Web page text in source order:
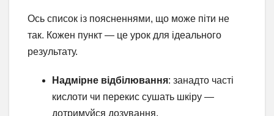
Ось список із поясненнями, що може піти не
так. Кожен пункт — це урок для ідеального
результату.
Надмірне відбілювання: занадто часті
кислоти чи перекис сушать шкіру —
дотримуйся дозування.